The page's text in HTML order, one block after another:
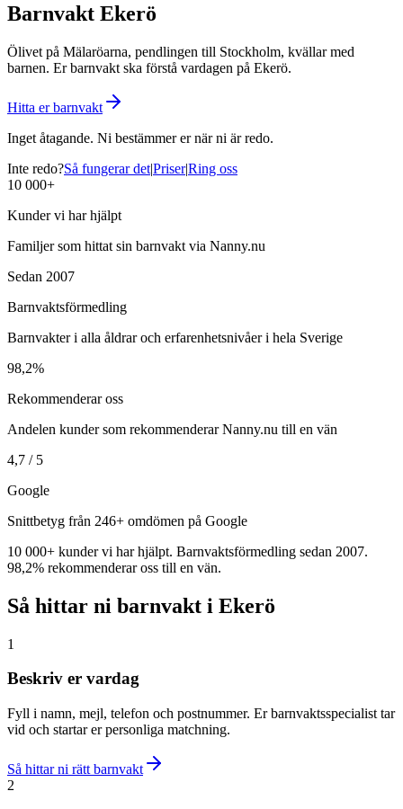
Barnvakt Ekerö
Ölivet på Mälaröarna, pendlingen till Stockholm, kvällar med
barnen. Er barnvakt ska förstå vardagen på Ekerö.
Hitta er barnvakt
Inget åtagande. Ni bestämmer er när ni är redo.
Inte redo?Så fungerar det|Priser|Ring oss
10 000+
Kunder vi har hjälpt
Familjer som hittat sin barnvakt via Nanny.nu
Sedan 2007
Barnvaktsförmedling
Barnvakter i alla åldrar och erfarenhetsnivåer i hela Sverige
98,2%
Rekommenderar oss
Andelen kunder som rekommenderar Nanny.nu till en vän
4,7 / 5
Google
Snittbetyg från 246+ omdömen på Google
10 000+ kunder vi har hjälpt. Barnvaktsförmedling sedan 2007.
98,2% rekommenderar oss till en vän.
Så hittar ni barnvakt i Ekerö
1
Beskriv er vardag
Fyll i namn, mejl, telefon och postnummer. Er barnvaktsspecialist tar
vid och startar er personliga matchning.
Så hittar ni rätt barnvakt
2